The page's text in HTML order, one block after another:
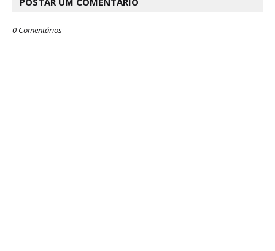
0 Comentários